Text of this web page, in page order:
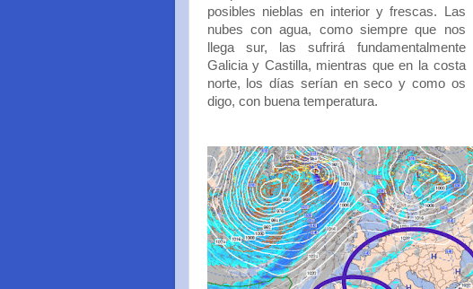
posibles nieblas en interior y frescas. Las
nubes con agua, como siempre que nos
llega sur, las sufrirá fundamentalmente
Galicia y Castilla, mientras que en la costa
norte, los días serían en seco y como os
digo, con buena temperatura.